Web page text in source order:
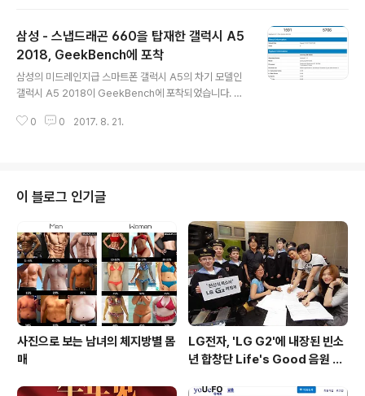
어 Eclair안드로이드 2.3 - 프로요 Froyo안드로이드 2.3
- 진저브레드 Gingerbread안드로이드 3.0 - 허니컴 H
oneycomb안드로이드 4.0 - 아이스크림샌드위치 Icec
ream Sandwitch안드로이드 4.3 - 젤리빈 Jellybean
olipop안드로이드 ..
삼성 - 스냅드래곤 660을 탑재한 갤럭시 A5
2018, GeekBench에 포착
삼성의 미드레인지급 스마트폰 갤럭시 A5의 차기 모델인
갤럭시 A5 2018이 GeekBench에 포착되었습니다. S
은 퀄컴의 하이 미드레인지급 프로세서인 스냅드래곤 660
내드래곤 660과 동급인 엑시노스 9610(14nm, Cortex
-A73 * 4 + Cortex-A53 * 4) 및 ARM Mali-G72 M
P3 GPU를 탑재한다고 알려진 상태입니다. * 6GB RAM
의 경우 중화권에서 갤럭시 A5 2018 프로라는 모델명으
로 출시될 가능성도 있습니다. 출처 : tel..
0 0 2017. 8. 21.
이 블로그 인기글
사진으로 보는 남녀의 체지방별 몸
매
LG전자, 'LG G2'에 내장된 빈소
년 합창단 Life's Good 음원 공